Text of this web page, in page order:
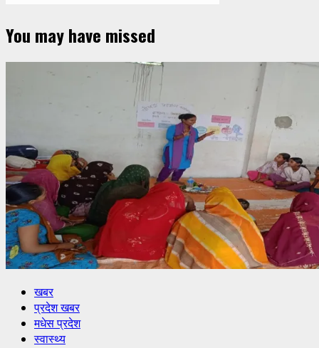
You may have missed
खबर
प्रदेश खबर
मधेस प्रदेश
स्वास्थ्य